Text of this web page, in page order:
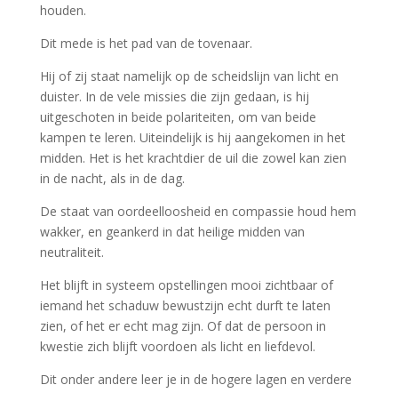
houden.
Dit mede is het pad van de tovenaar.
Hij of zij staat namelijk op de scheidslijn van licht en
duister. In de vele missies die zijn gedaan, is hij
uitgeschoten in beide polariteiten, om van beide
kampen te leren. Uiteindelijk is hij aangekomen in het
midden. Het is het krachtdier de uil die zowel kan zien
in de nacht, als in de dag.
De staat van oordeelloosheid en compassie houd hem
wakker, en geankerd in dat heilige midden van
neutraliteit.
Het blijft in systeem opstellingen mooi zichtbaar of
iemand het schaduw bewustzijn echt durft te laten
zien, of het er echt mag zijn. Of dat de persoon in
kwestie zich blijft voordoen als licht en liefdevol.
Dit onder andere leer je in de hogere lagen en verdere